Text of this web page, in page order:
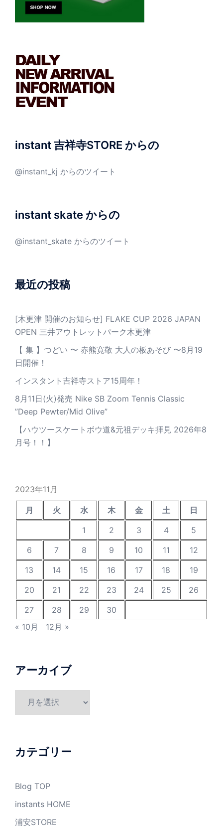
instant 吉祥寺STORE からの
@instant_kj からのツイート
instant skate からの
@instant_skate からのツイート
最近の投稿
[木更津 開催のお知らせ] FLAKE CUP 2026 JAPAN
OPEN 三井アウトレットパーク木更津
【 集 】つどい 〜 赤熊寛敬 大人の板あそび 〜8月19
日開催！
インスタント吉祥寺ストア15周年！
8月11日(火)発売 Nike SB Zoom Tennis Classic
”Deep Pewter/Mid Olive”
【ハウツースケートボウ道&元祖デッキ拝見 2026年8
月号！！】
2023年11月
月 火 水 木 金 土
日
1
2 3 4
5
6
7 8 9 10 11
12
13
14 15 16 17 18
19
20
21 22 23 24 25
26
27
28 29
30
« 10月
12月 »
アーカイブ
ブ
カテゴリー
Blog TOP
instants HOME
浦安STORE